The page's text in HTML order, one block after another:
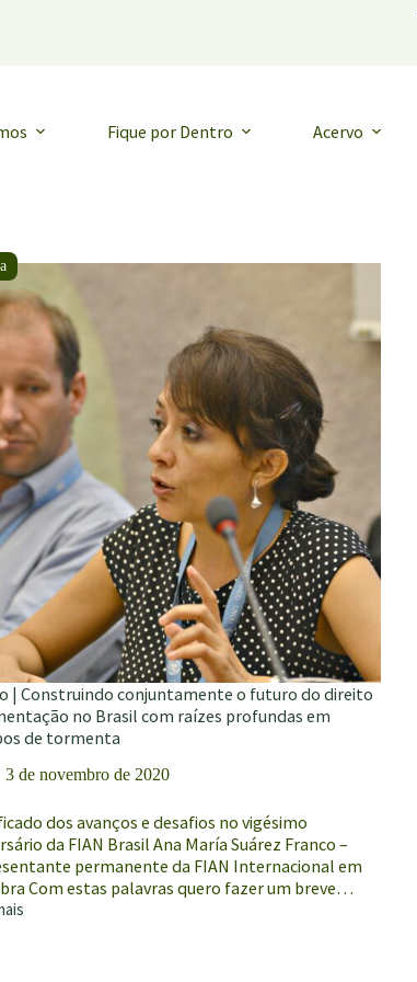
Fique por Dentro Acervo
| Construindo conjuntamente o futuro do direito
no Brasil com raízes profundas em
de tormenta
3 de novembro de 2020
dos avanços e desafios no vigésimo
da FIAN Brasil Ana María Suárez Franco –
permanente da FIAN Internacional em
Com estas palavras quero fazer um breve…